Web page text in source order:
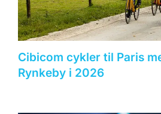
Cibicom cykler til Paris
Rynkeby i 2026